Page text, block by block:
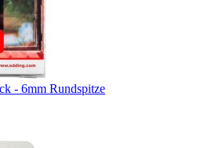
- 6mm Rundspitze